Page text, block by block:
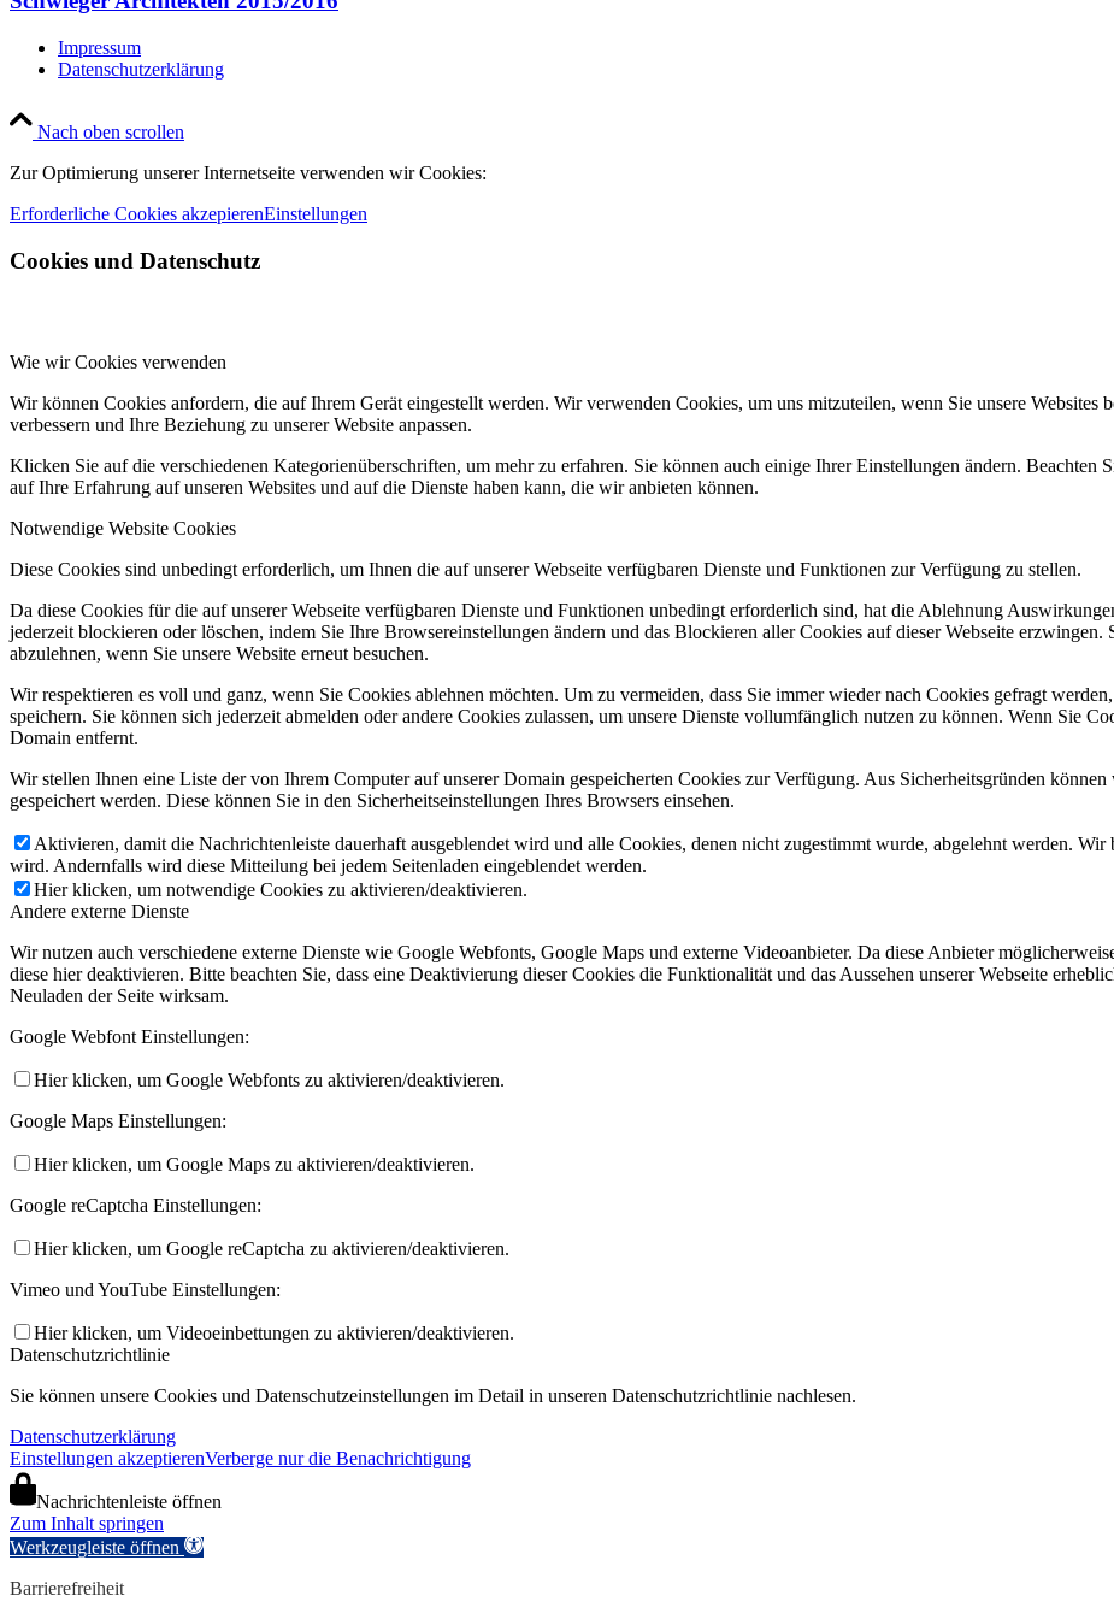
Impressum
Datenschutzerklärung
Nach oben scrollen
Zur Optimierung unserer Internetseite verwenden wir Cookies:
Erforderliche Cookies akzepierenEinstellungen
Cookies und Datenschutz
Wie wir Cookies verwenden
Wir können Cookies anfordern, die auf Ihrem Gerät eingestellt werden. Wir verwenden Cookies, um uns mitzuteilen, wenn Sie unsere Websites
verbessern und Ihre Beziehung zu unserer Website anpassen.
Klicken Sie auf die verschiedenen Kategorienüberschriften, um mehr zu erfahren. Sie können auch einige Ihrer Einstellungen ändern.
auf Ihre Erfahrung auf unseren Websites und auf die Dienste haben kann, die wir anbieten können.
Notwendige Website Cookies
Diese Cookies sind unbedingt erforderlich, um Ihnen die auf unserer Webseite verfügbaren Dienste und Funktionen zur Verfügung zu stellen.
Da diese Cookies für die auf unserer Webseite verfügbaren Dienste und Funktionen unbedingt erforderlich sind, hat die Ablehnung
jederzeit blockieren oder löschen, indem Sie Ihre Browsereinstellungen ändern und das Blockieren aller Cookies auf dieser Webseite
abzulehnen, wenn Sie unsere Website erneut besuchen.
Wir respektieren es voll und ganz, wenn Sie Cookies ablehnen möchten. Um zu vermeiden, dass Sie immer wieder nach Cookies gefragt
speichern. Sie können sich jederzeit abmelden oder andere Cookies zulassen, um unsere Dienste vollumfänglich nutzen zu können. Wenn Sie
Domain entfernt.
Wir stellen Ihnen eine Liste der von Ihrem Computer auf unserer Domain gespeicherten Cookies zur Verfügung. Aus Sicherheitsgründen
gespeichert werden. Diese können Sie in den Sicherheitseinstellungen Ihres Browsers einsehen.
Aktivieren, damit die Nachrichtenleiste dauerhaft ausgeblendet wird und alle Cookies, denen nicht zugestimmt wurde, abgelehnt werden.
wird. Andernfalls wird diese Mitteilung bei jedem Seitenladen eingeblendet werden.
Hier klicken, um notwendige Cookies zu aktivieren/deaktivieren.
Andere externe Dienste
Wir nutzen auch verschiedene externe Dienste wie Google Webfonts, Google Maps und externe Videoanbieter. Da diese Anbieter
diese hier deaktivieren. Bitte beachten Sie, dass eine Deaktivierung dieser Cookies die Funktionalität und das Aussehen unserer Webseite
Neuladen der Seite wirksam.
Google Webfont Einstellungen:
Hier klicken, um Google Webfonts zu aktivieren/deaktivieren.
Google Maps Einstellungen:
Hier klicken, um Google Maps zu aktivieren/deaktivieren.
Google reCaptcha Einstellungen:
Hier klicken, um Google reCaptcha zu aktivieren/deaktivieren.
Vimeo und YouTube Einstellungen:
Hier klicken, um Videoeinbettungen zu aktivieren/deaktivieren.
Datenschutzrichtlinie
Sie können unsere Cookies und Datenschutzeinstellungen im Detail in unseren Datenschutzrichtlinie nachlesen.
Datenschutzerklärung
Einstellungen akzeptierenVerberge nur die Benachrichtigung
Nachrichtenleiste öffnen
Zum Inhalt springen
Werkzeugleiste öffnen
Barrierefreiheit